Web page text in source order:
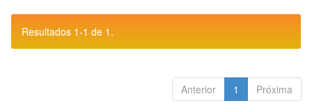
Resultados 1-1 de 1.
Anterior 1 Próxima